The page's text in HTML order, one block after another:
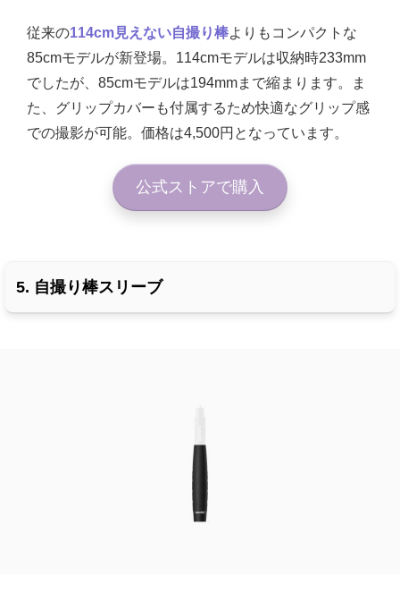
従来の114cm見えない自撮り棒よりもコンパクトな
85cmモデルが新登場。114cmモデルは収納時233mm
でしたが、85cmモデルは194mmまで縮まります。ま
た、グリップカバーも付属するため快適なグリップ感
での撮影が可能。価格は4,500円となっています。
公式ストアで購入
5. 自撮り棒スリーブ